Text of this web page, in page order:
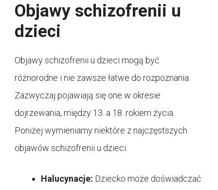
Objawy schizofrenii u
dzieci
Objawy schizofrenii u dzieci mogą być
różnorodne i nie zawsze łatwe do rozpoznania.
Zazwyczaj pojawiają się one w okresie
dojrzewania, między 13. a 18. rokiem życia.
Poniżej wymieniamy niektóre z najczęstszych
objawów schizofrenii u dzieci:
Halucynacje: Dziecko może doświadczać